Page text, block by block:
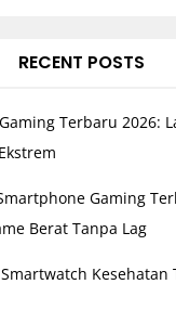
RECENT POSTS
Terbaru 2026:
Gaming
Berat Tanpa Lag
Kesehatan